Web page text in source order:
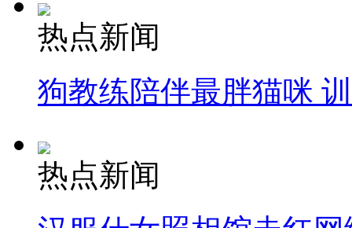
热点新闻
狗教练陪伴最胖猫咪
热点新闻